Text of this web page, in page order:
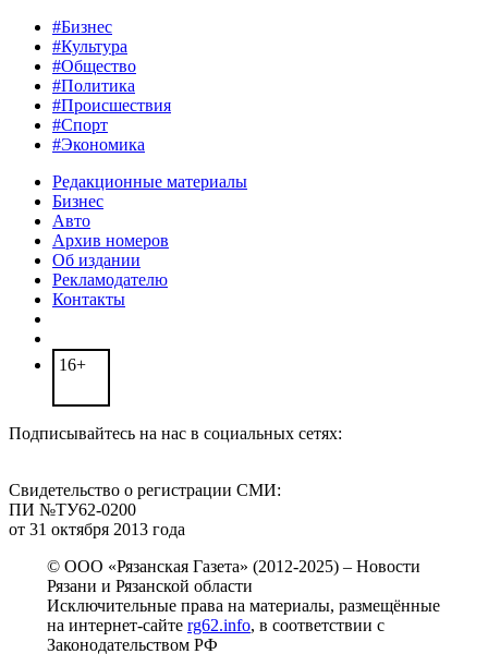
#Бизнес
#Культура
#Общество
#Политика
#Происшествия
#Спорт
#Экономика
Редакционные материалы
Бизнес
Авто
Архив номеров
Об издании
Рекламодателю
Контакты
16+
Подписывайтесь на нас в социальных сетях:
Свидетельство о регистрации СМИ:
ПИ №ТУ62-0200
от 31 октября 2013 года
© ООО «Рязанская Газета» (2012-2025) – Новости
Рязани и Рязанской области
Исключительные права на материалы, размещённые
на интернет-сайте rg62.info, в соответствии с
Законодательством РФ